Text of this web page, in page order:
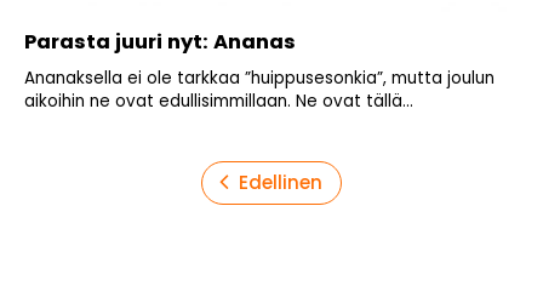
Parasta juuri nyt: Ananas
Ananaksella ei ole tarkkaa ”huippusesonkia”, mutta joulun
aikoihin ne ovat edullisimmillaan. Ne ovat tällä...
Edellinen